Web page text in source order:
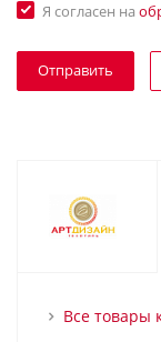
Я согласен на
Все товары